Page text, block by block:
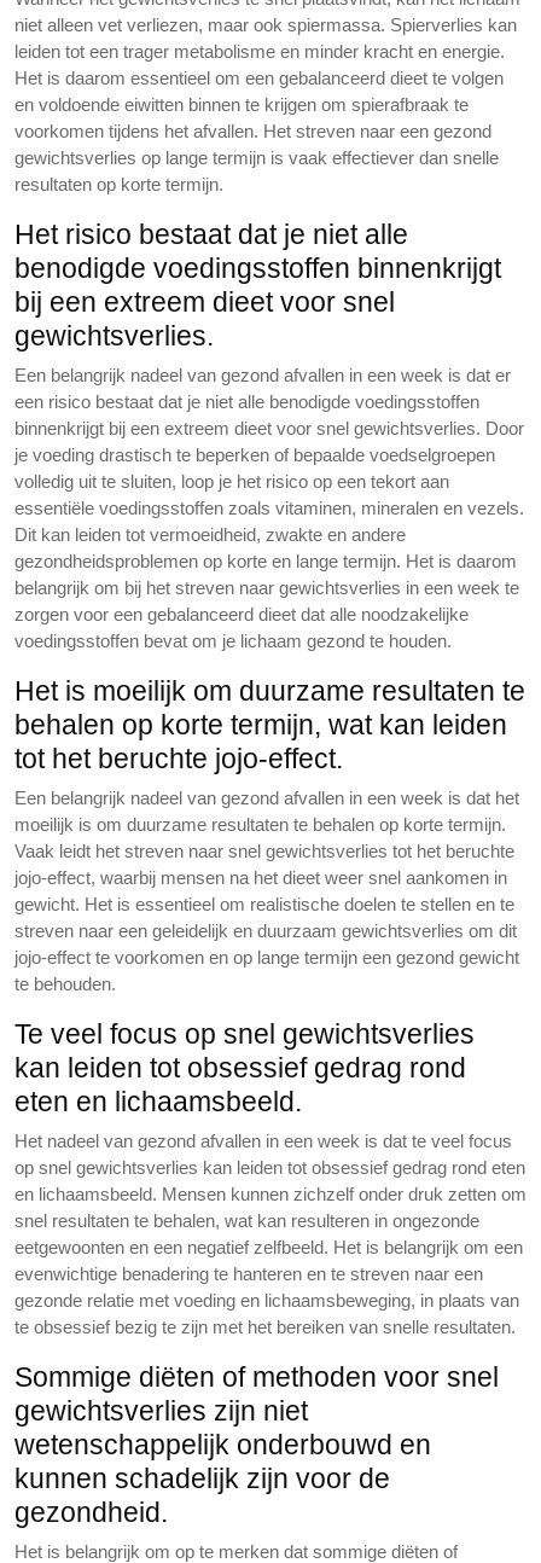
niet alleen vet verliezen, maar ook spiermassa. Spierverlies kan
leiden tot een trager metabolisme en minder kracht en energie.
Het is daarom essentieel om een gebalanceerd dieet te volgen
en voldoende eiwitten binnen te krijgen om spierafbraak te
voorkomen tijdens het afvallen. Het streven naar een gezond
gewichtsverlies op lange termijn is vaak effectiever dan snelle
resultaten op korte termijn.
Het risico bestaat dat je niet alle
benodigde voedingsstoffen binnenkrijgt
bij een extreem dieet voor snel
gewichtsverlies.
Een belangrijk nadeel van gezond afvallen in een week is dat er
een risico bestaat dat je niet alle benodigde voedingsstoffen
binnenkrijgt bij een extreem dieet voor snel gewichtsverlies. Door
je voeding drastisch te beperken of bepaalde voedselgroepen
volledig uit te sluiten, loop je het risico op een tekort aan
essentiële voedingsstoffen zoals vitaminen, mineralen en vezels.
Dit kan leiden tot vermoeidheid, zwakte en andere
gezondheidsproblemen op korte en lange termijn. Het is daarom
belangrijk om bij het streven naar gewichtsverlies in een week te
zorgen voor een gebalanceerd dieet dat alle noodzakelijke
voedingsstoffen bevat om je lichaam gezond te houden.
Het is moeilijk om duurzame resultaten te
behalen op korte termijn, wat kan leiden
tot het beruchte jojo-effect.
Een belangrijk nadeel van gezond afvallen in een week is dat het
moeilijk is om duurzame resultaten te behalen op korte termijn.
Vaak leidt het streven naar snel gewichtsverlies tot het beruchte
jojo-effect, waarbij mensen na het dieet weer snel aankomen in
gewicht. Het is essentieel om realistische doelen te stellen en te
streven naar een geleidelijk en duurzaam gewichtsverlies om dit
jojo-effect te voorkomen en op lange termijn een gezond gewicht
te behouden.
Te veel focus op snel gewichtsverlies
kan leiden tot obsessief gedrag rond
eten en lichaamsbeeld.
Het nadeel van gezond afvallen in een week is dat te veel focus
op snel gewichtsverlies kan leiden tot obsessief gedrag rond eten
en lichaamsbeeld. Mensen kunnen zichzelf onder druk zetten om
snel resultaten te behalen, wat kan resulteren in ongezonde
eetgewoonten en een negatief zelfbeeld. Het is belangrijk om een
evenwichtige benadering te hanteren en te streven naar een
gezonde relatie met voeding en lichaamsbeweging, in plaats van
te obsessief bezig te zijn met het bereiken van snelle resultaten.
Sommige diëten of methoden voor snel
gewichtsverlies zijn niet
wetenschappelijk onderbouwd en
kunnen schadelijk zijn voor de
gezondheid.
Het is belangrijk om op te merken dat sommige diëten of